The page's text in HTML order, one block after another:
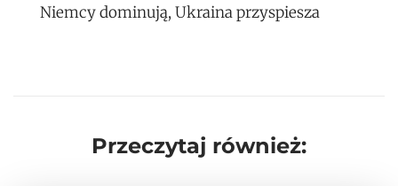
Niemcy dominują, Ukraina przyspiesza
Przeczytaj również: